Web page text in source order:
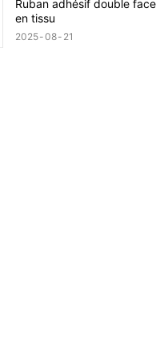
Ruban adhésif double face
en tissu
2025 08 21